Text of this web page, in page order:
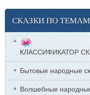
СКАЗКИ ПО ТЕМАМ
КЛАССИФИКАТОР
Бытовые народные
Волшебные народные